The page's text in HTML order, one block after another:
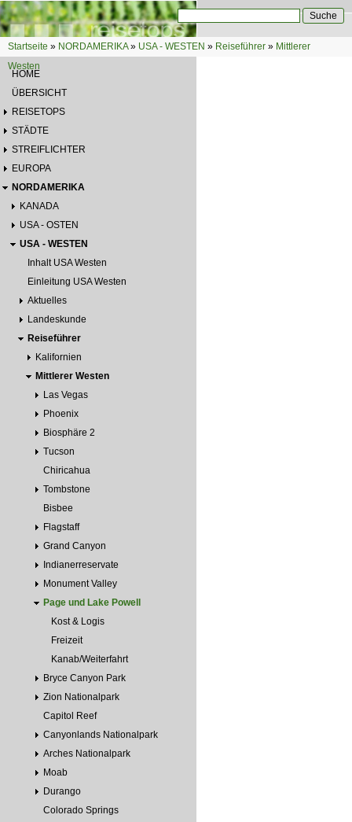
Direkt zum Inhalt
Suchformular
Sie sind hier
Startseite » NORDAMERIKA» USA - WESTEN » Reiseführer » Mittlerer
Westen
HOME
ÜBERSICHT
REISETOPS
STÄDTE
STREIFLICHTER
EUROPA
NORDAMERIKA
KANADA
USA - OSTEN
USA - WESTEN
Inhalt USA Westen
Einleitung USA Westen
Aktuelles
Landeskunde
Reiseführer
Kalifornien
Mittlerer Westen
Las Vegas
Phoenix
Biosphäre 2
Tucson
Chiricahua
Tombstone
Bisbee
Flagstaff
Grand Canyon
Indianerreservate
Monument Valley
Page und Lake Powell
Kost & Logis
Freizeit
Kanab/Weiterfahrt
Bryce Canyon Park
Zion Nationalpark
Capitol Reef
Canyonlands Nationalpark
Arches Nationalpark
Moab
Durango
Colorado Springs